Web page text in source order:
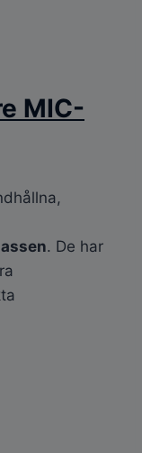
MIC-
. De har